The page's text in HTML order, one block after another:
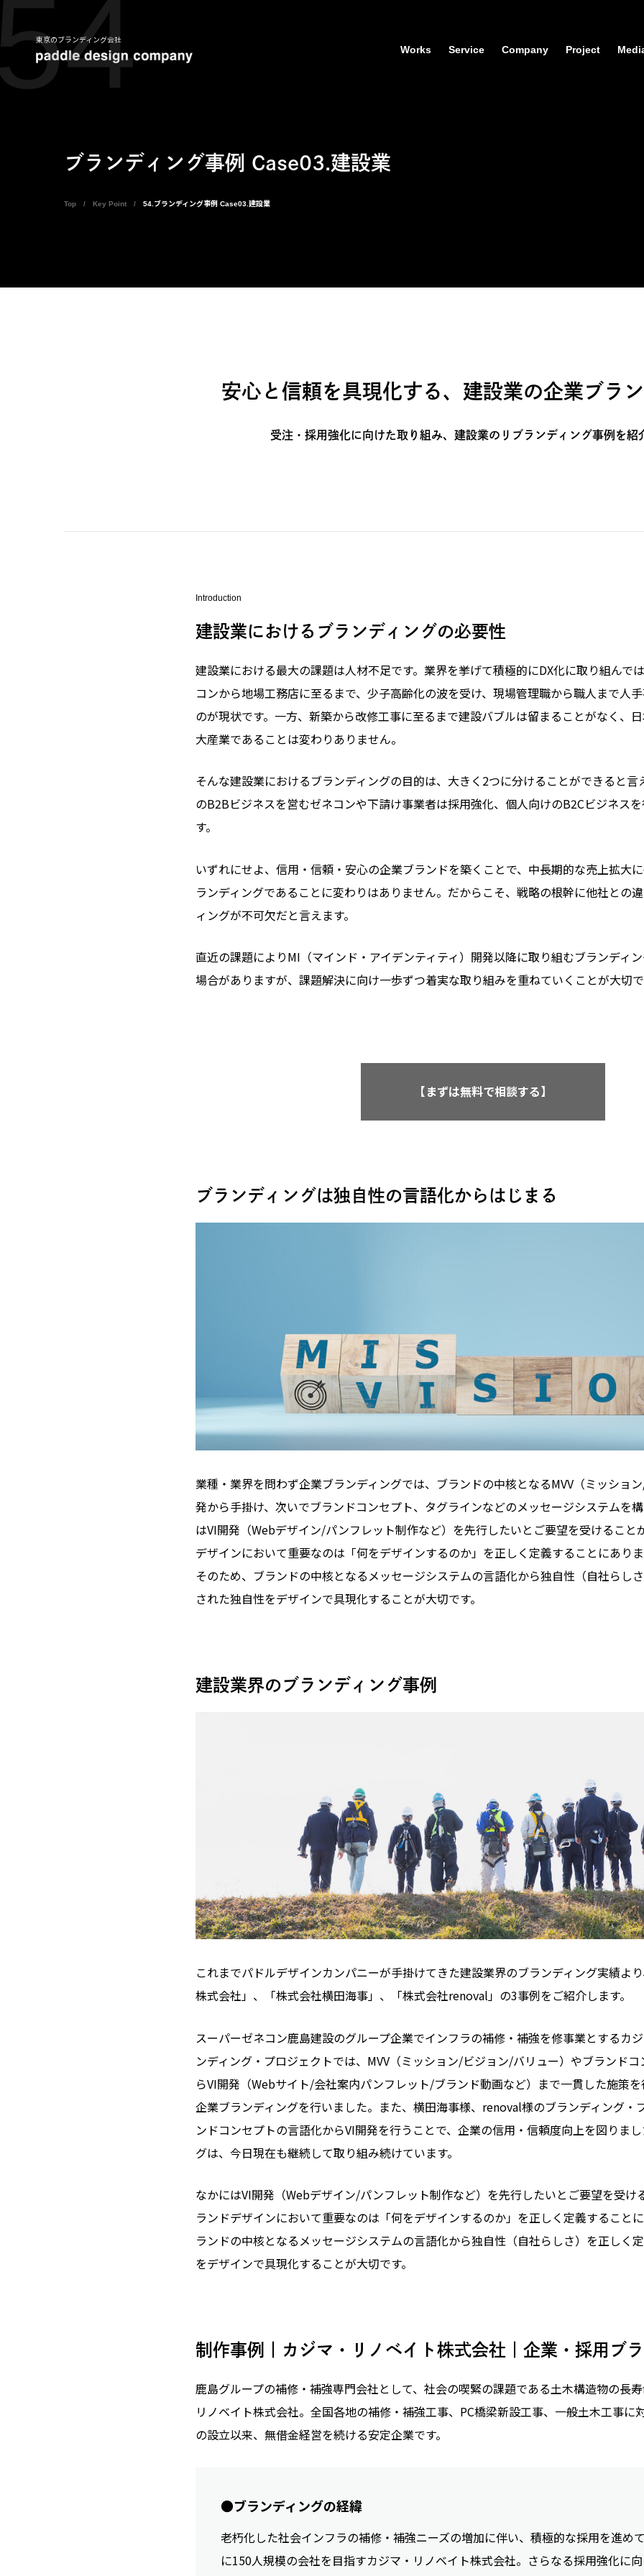
東京のブランディング会社
Works Service Company Project
ブランディング事例 Case03.建設業
Top Key Point 54.ブランディング事例 Case03.建設業
安心と信頼を具現化する、建設業の企業ブラ
受注・採用強化に向けた取り組み、建設業のリブランディング事例を紹
Introduction
建設業におけるブランディングの必要性
建設業における最大の課題は人材不足です。業界を挙げて積極的にDX化に取り組んで
コンから地場工務店に至るまで、少子高齢化の波を受け、現場管理職から職人まで人
のが現状です。一方、新築から改修工事に至るまで建設バブルは留まることがなく、
大産業であることは変わりありません。
そんな建設業におけるブランディングの目的は、大きく2つに分けることができると言
のB2Bビジネスを営むゼネコンや下請け事業者は採用強化、個人向けのB2Cビジネス
す。
いずれにせよ、信用・信頼・安心の企業ブランドを築くことで、中長期的な売上拡大
ランディングであることに変わりはありません。だからこそ、戦略の根幹に他社との
ィングが不可欠だと言えます。
直近の課題によりMI（マインド・アイデンティティ）開発以降に取り組むブランディ
場合がありますが、課題解決に向け一歩ずつ着実な取り組みを重ねていくことが大切
【まずは無料で相談する】
ブランディングは独自性の言語化からはじまる
業種・業界を問わず企業ブランディングでは、ブランドの中核となるMVV（ミッショ
発から手掛け、次いでブランドコンセプト、タグラインなどのメッセージシステムを
はVI開発（Webデザイン/パンフレット制作など）を先行したいとご要望を受けること
デザインにおいて重要なのは「何をデザインするのか」を正しく定義することにあり
そのため、ブランドの中核となるメッセージシステムの言語化から独自性（自社らし
された独自性をデザインで具現化することが大切です。
建設業界のブランディング事例
これまでパドルデザインカンパニーが手掛けてきた建設業界のブランディング実績よ
株式会社」、「株式会社横田海事」、「株式会社renoval」の3事例をご紹介します。
スーパーゼネコン鹿島建設のグループ企業でインフラの補修・補強を修事業とするカ
ンディング・プロジェクトでは、MVV（ミッション/ビジョン/バリュー）やブランド
らVI開発（Webサイト/会社案内パンフレット/ブランド動画など）まで一貫した施策
企業ブランディングを行いました。また、横田海事様、renoval様のブランディング・
ンドコンセプトの言語化からVI開発を行うことで、企業の信用・信頼度向上を図りま
グは、今日現在も継続して取り組み続けています。
なかにはVI開発（Webデザイン/パンフレット制作など）を先行したいとご要望を受け
ランドデザインにおいて重要なのは「何をデザインするのか」を正しく定義すること
ランドの中核となるメッセージシステムの言語化から独自性（自社らしさ）を正しく
をデザインで具現化することが大切です。
制作事例｜カジマ・リノベイト株式会社｜企業・採用ブ
鹿島グループの補修・補強専門会社として、社会の喫緊の課題である土木構造物の長
リノベイト株式会社。全国各地の補修・補強工事、PC橋梁新設工事、一般土木工事に
の設立以来、無借金経営を続ける安定企業です。
●ブランディングの経緯
老朽化した社会インフラの補修・補強ニーズの増加に伴い、積極的な採用を進め
に150人規模の会社を目指すカジマ・リノベイト株式会社。さらなる採用強化に